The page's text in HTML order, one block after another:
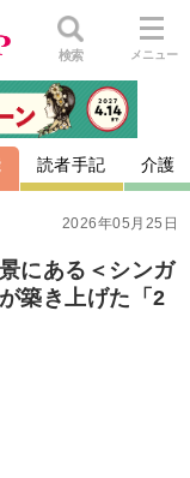
検索 メニュー
読者手記 介護
2026年05月25日
にある＜シンガ
築き上げた「2